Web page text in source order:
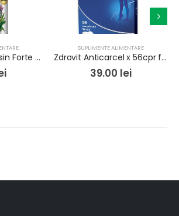
Fares Sirop Plantusin Forte R25 x 250 ml
SUPLIMENTE ALIMENTARE
Zdrovit Anticarcel x 56cpr film
39.00 lei